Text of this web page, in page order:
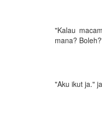
"Kalau
mana?
"Aku ikut ja."